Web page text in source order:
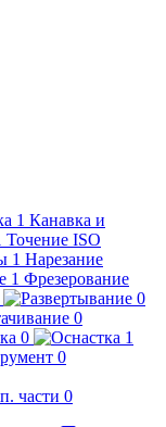
Канавка и
Точение ISO
Нарезание
Фрезерование